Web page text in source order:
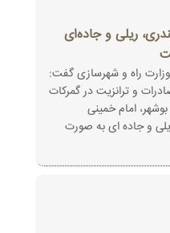
ریلی و جاده‌ای
راه و شهرسازی گفت:
و ترانزیت در گمرکات
امام خمینی
و جاده ای به صورت